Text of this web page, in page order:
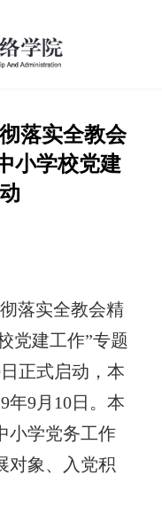
落实全教会
小学校党建
落实全教会精
党建工作”专题
正式启动，本
年9月10日。本
小学党务工作
对象、入党积